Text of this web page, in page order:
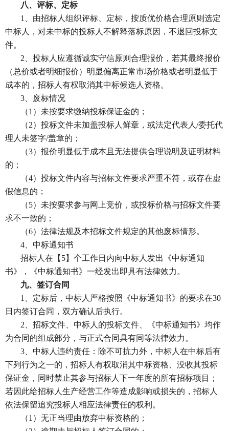
八、评标、定标
1、由招标人组织评标、定标，按质优价格合理原则选定
中标人，对未中标的投标人不解释落标原因，不退回投标文
件。
2、投标人应遵循诚实守信原则合理报价，若其最终报价
（总价或者明细报价）明显偏离正常市场价格或者明显低于
成本的，招标人有权取消其中标候选人资格。
3、废标情况
（1）未按要求缴纳投标保证金的；
（2）投标文件未加盖投标人鲜章，或法定代表人/委托代
理人未签字/盖章的；
（3）报价明显低于成本且无法提供合理说明及证明材料
的；
（4）投标文件内容与招标文件要求严重不符，或存在虚
假信息的；
（5）未按要求参与网上竞价，或投标价格与招标文件要
求不一致的；
（6）法律法规及本招标文件规定的其他废标情形。
4、中标通知书
招标人在 【 5】 个工作日内向中标人发出《中标通知
书》，《中标通知书》一经发出即具有法律效力。
九、签订合同
1、定标后，中标人严格按照《中标通知书》的要求在30
日内签订合同，双方确认后执行。
2、招标文件、中标人的投标文件、《中标通知书》均作
为合同的组成部分，与正式合同具有同等法律效力。
3、中标人违约责任：除不可抗力外，中标人在中标后有
下列行为之一的，招标人有权取消其中标资格、没收其投标
保证金，同时禁止其参与招标人下一年度的所有招标项目；
若因此给招标人生产经营工作等造成影响或损失的，招标人
依法保留追究投标人相应法律责任的权利。
（1）无正当理由放弃中标资格的；